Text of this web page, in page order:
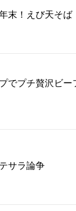
末！えび天そば
でプチ贅沢ビー
サラ論争